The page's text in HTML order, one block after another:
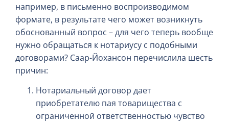
например, в письменно воспроизводимом
формате, в результате чего может возникнуть
обоснованный вопрос – для чего теперь вообще
нужно обращаться к нотариусу с подобными
договорами? Саар-Йохансон перечислила шесть
причин:
Нотариальный договор дает
приобретателю пая товарищества с
ограниченной ответственностью чувство